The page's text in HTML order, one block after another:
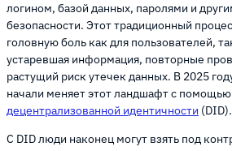
логином, базой данных, паролями и
безопасности. Этот традиционный
головную боль как для пользователей,
устаревшая информация, повторные
растущий риск утечек данных. В 2025
начали меняет этот ландшафт с помощью
децентрализованной идентичности (DID).
С DID люди наконец могут взять под